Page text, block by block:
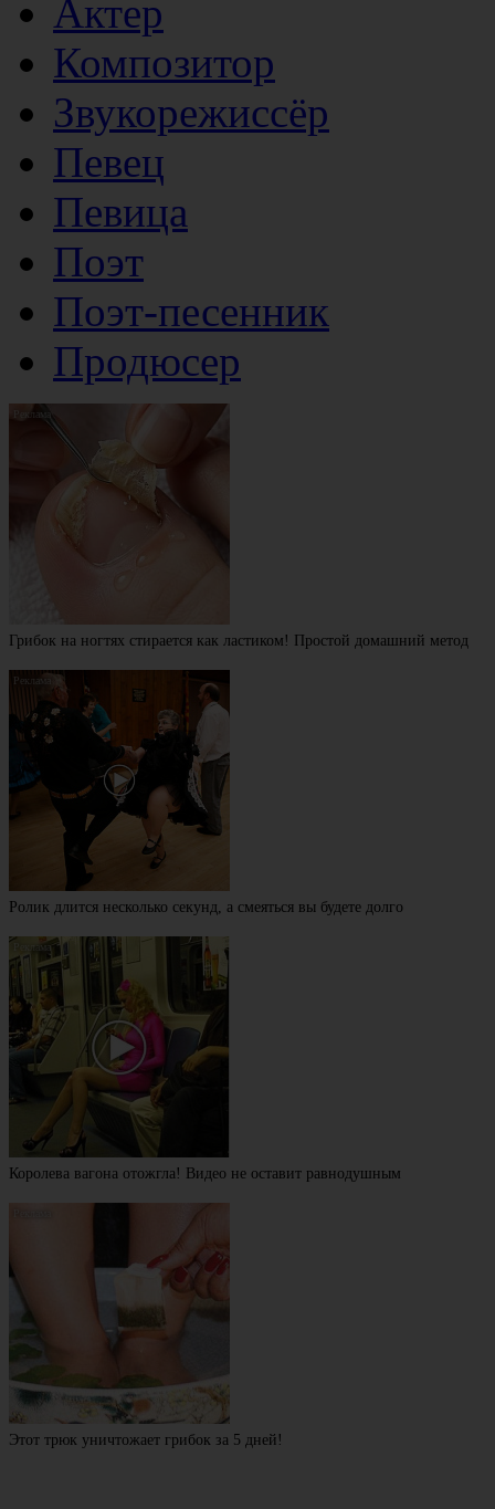
Актер
Композитор
Звукорежиссёр
Певец
Певица
Поэт
Поэт-песенник
Продюсер
Грибок на ногтях стирается как ластиком! Простой домашний метод
Ролик длится несколько секунд, а смеяться вы будете долго
Королева вагона отожгла! Видео не оставит равнодушным
Этот трюк уничтожает грибок за 5 дней!